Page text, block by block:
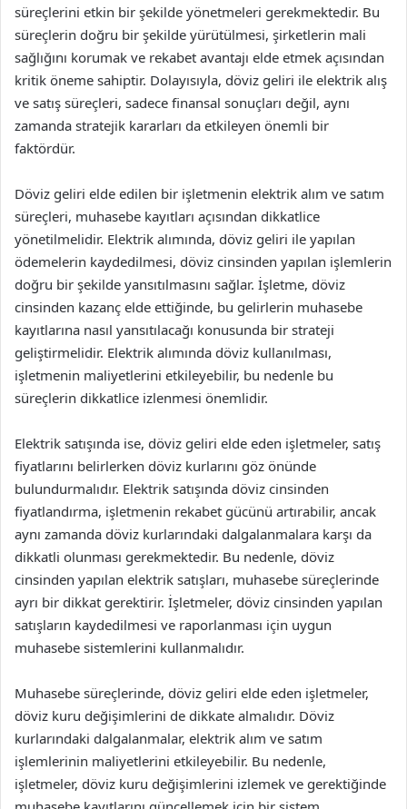
süreçlerini etkin bir şekilde yönetmeleri gerekmektedir. Bu
süreçlerin doğru bir şekilde yürütülmesi, şirketlerin mali
sağlığını korumak ve rekabet avantajı elde etmek açısından
kritik öneme sahiptir. Dolayısıyla, döviz geliri ile elektrik alış
ve satış süreçleri, sadece finansal sonuçları değil, aynı
zamanda stratejik kararları da etkileyen önemli bir
faktördür.
Döviz geliri elde edilen bir işletmenin elektrik alım ve satım
süreçleri, muhasebe kayıtları açısından dikkatlice
yönetilmelidir. Elektrik alımında, döviz geliri ile yapılan
ödemelerin kaydedilmesi, döviz cinsinden yapılan işlemlerin
doğru bir şekilde yansıtılmasını sağlar. İşletme, döviz
cinsinden kazanç elde ettiğinde, bu gelirlerin muhasebe
kayıtlarına nasıl yansıtılacağı konusunda bir strateji
geliştirmelidir. Elektrik alımında döviz kullanılması,
işletmenin maliyetlerini etkileyebilir, bu nedenle bu
süreçlerin dikkatlice izlenmesi önemlidir.
Elektrik satışında ise, döviz geliri elde eden işletmeler, satış
fiyatlarını belirlerken döviz kurlarını göz önünde
bulundurmalıdır. Elektrik satışında döviz cinsinden
fiyatlandırma, işletmenin rekabet gücünü artırabilir, ancak
aynı zamanda döviz kurlarındaki dalgalanmalara karşı da
dikkatli olunması gerekmektedir. Bu nedenle, döviz
cinsinden yapılan elektrik satışları, muhasebe süreçlerinde
ayrı bir dikkat gerektirir. İşletmeler, döviz cinsinden yapılan
satışların kaydedilmesi ve raporlanması için uygun
muhasebe sistemlerini kullanmalıdır.
Muhasebe süreçlerinde, döviz geliri elde eden işletmeler,
döviz kuru değişimlerini de dikkate almalıdır. Döviz
kurlarındaki dalgalanmalar, elektrik alım ve satım
işlemlerinin maliyetlerini etkileyebilir. Bu nedenle,
işletmeler, döviz kuru değişimlerini izlemek ve gerektiğinde